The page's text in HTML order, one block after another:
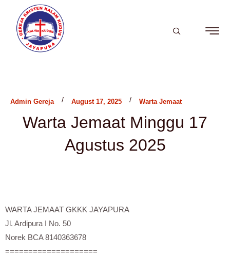
Admin Gereja / August 17, 2025 / Warta Jemaat
Warta Jemaat Minggu 17
Agustus 2025
WARTA JEMAAT GKKK JAYAPURA
Jl. Ardipura I No. 50
Norek BCA 8140363678
====================